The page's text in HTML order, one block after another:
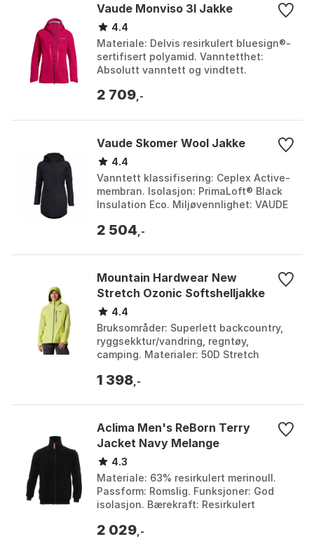
Vaude Monviso 3l Jakke
4.4
Materiale: Delvis resirkulert bluesign®-
sertifisert polyamid. Vanntetthet:
Absolutt vanntett og vindtett.
Ventilasjonsglidelåser foran og...
2 709 ,-
Vaude Skomer Wool Jakke
4.4
Vanntett klassifisering: Ceplex Active-
membran. Isolasjon: PrimaLoft® Black
Insulation Eco. Miljøvennlighet: VAUDE
Hovedmateri...
2 504 ,-
Mountain Hardwear New
Stretch Ozonic Softshelljakke
4.4
Bruksområder: Superlett backcountry,
ryggsekktur/vandring, regntøy,
camping. Materialer: 50D Stretch
Vekt: 310 g. Egenskape...
1 398 ,-
Aclima Men's ReBorn Terry
Jacket Navy Melange
4.3
Materiale: 63% resirkulert merinoull.
Passform: Romslig. Funksjoner: God
isolasjon. Bærekraft: Resirkulert
Light grey mela...
2 029 ,-